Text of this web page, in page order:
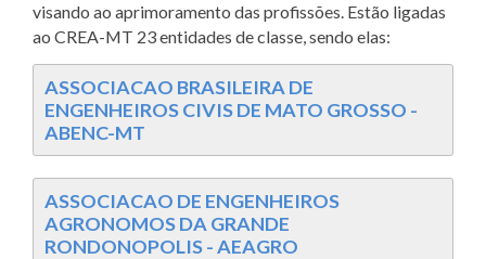
visando ao aprimoramento das profissões. Estão ligadas
ao CREA-MT 23 entidades de classe, sendo elas:
ASSOCIACAO BRASILEIRA DE
ENGENHEIROS CIVIS DE MATO GROSSO -
ABENC-MT
ASSOCIACAO DE ENGENHEIROS
AGRONOMOS DA GRANDE
RONDONOPOLIS - AEAGRO